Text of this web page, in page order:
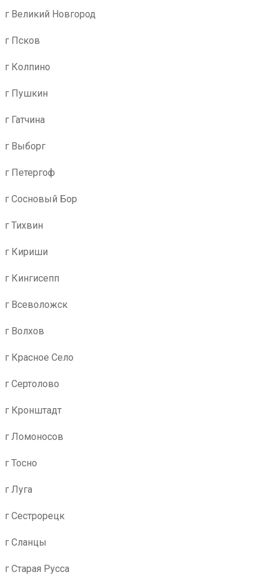
г Великий Новгород
г Псков
г Колпино
г Пушкин
г Гатчина
г Выборг
г Петергоф
г Сосновый Бор
г Тихвин
г Кириши
г Кингисепп
г Всеволожск
г Волхов
г Красное Село
г Сертолово
г Кронштадт
г Ломоносов
г Тосно
г Луга
г Сестрорецк
г Сланцы
г Старая Русса